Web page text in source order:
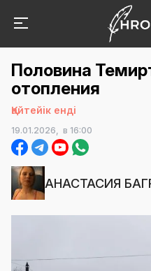
Половина
отопления
Қайтейік енді
19.01.2026, в 16:00
АНАСТАСИЯ